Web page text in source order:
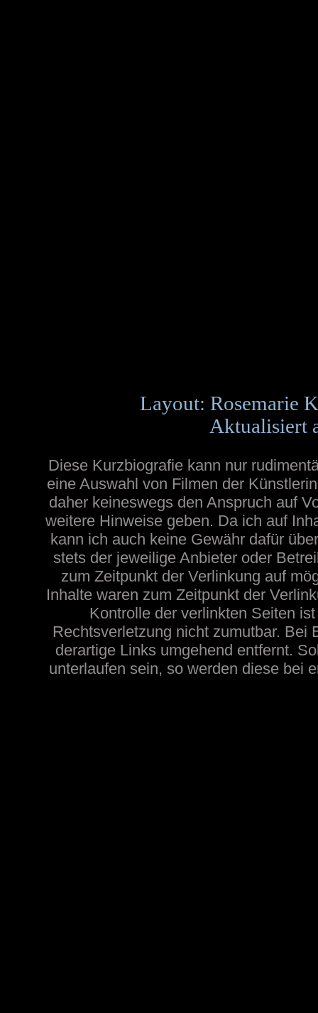
Layout: Rosemarie
Aktualisiert
Diese Kurzbiografie kann nur
eine Auswahl von Filmen der
daher keineswegs den Anspruch auf
weitere Hinweise geben. Da ich auf
kann ich auch keine Gewähr dafür
stets der jeweilige Anbieter oder
zum Zeitpunkt der Verlinkung auf
Inhalte waren zum Zeitpunkt der
Kontrolle der verlinkten Seiten
Rechtsverletzung nicht zumutbar. Bei
derartige Links umgehend entfernt.
unterlaufen sein, so werden diese bei